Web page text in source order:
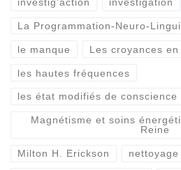
investig'action investigation
La Programmation-Neuro-
le manque Les croyances en
les hautes fréquences
les état modifiés de conscience
Magnétisme et soins
Reine
Milton H. Erickson